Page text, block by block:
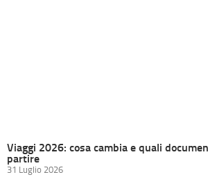
Viaggi 2026: cosa cambia e quali
partire
31 Luglio 2026